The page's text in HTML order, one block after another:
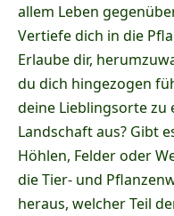
allem Leben
Vertiefe dich in die
Erlaube dir,
du dich hingezogen
deine Lieblingsorte zu
Landschaft aus? Gibt
Höhlen, Felder oder
die Tier- und
heraus, welcher Teil